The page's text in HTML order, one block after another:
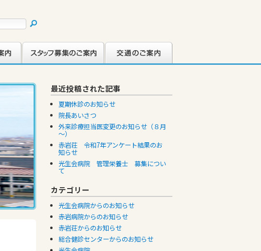
スタッフ募集のご案内 交通のご案内
最近投稿された記事
夏期休診のお知らせ
院長あいさつ
外来診療担当医変更のお知らせ（８月
～）
赤岩荘 令和7年アンケート結果のお
知らせ
光生会病院 管理栄養士 募集につい
て
カテゴリー
光生会病院からのお知らせ
赤岩病院からのお知らせ
赤岩荘からのお知らせ
総合健診センターからのお知らせ